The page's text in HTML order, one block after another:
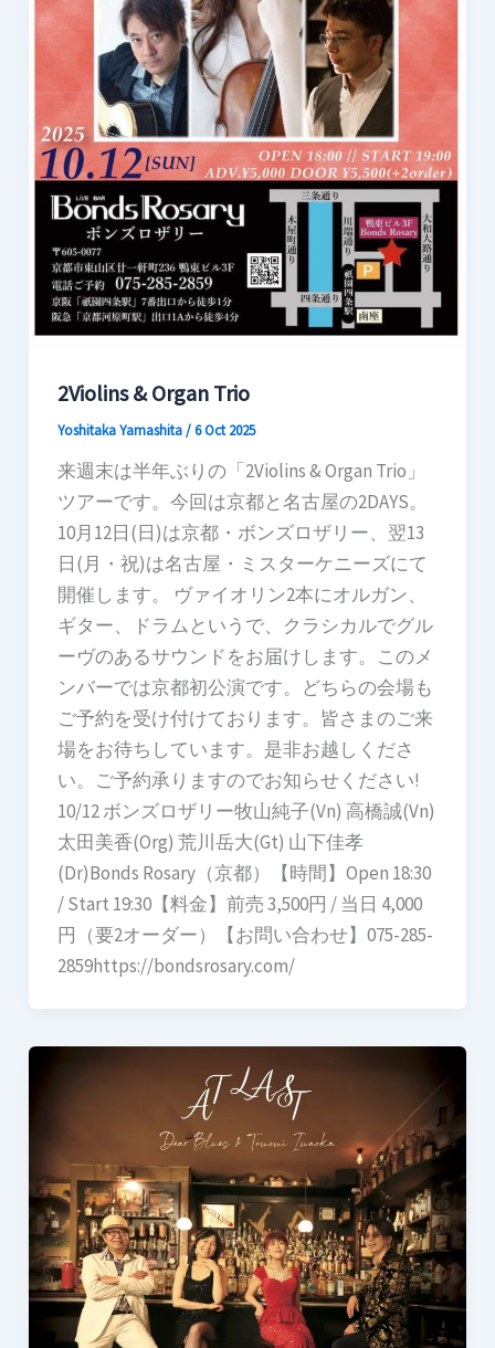
2Violins & Organ Trio
Yoshitaka Yamashita/6 Oct 2025
来週末は半年ぶりの「2Violins & Organ Trio」
ツアーです。今回は京都と名古屋の2DAYS。
10月12日(日)は京都・ボンズロザリー、翌13
日(月・祝)は名古屋・ミスターケニーズにて
開催します。 ヴァイオリン2本にオルガン、
ギター、ドラムというで、クラシカルでグル
ーヴのあるサウンドをお届けします。このメ
ンバーでは京都初公演です。どちらの会場も
ご予約を受け付けております。皆さまのご来
場をお待ちしています。是非お越しくださ
い。ご予約承りますのでお知らせください!
10/12 ボンズロザリー牧山純子(Vn) 高橋誠(Vn)
太田美香(Org) 荒川岳大(Gt) 山下佳孝
(Dr)Bonds Rosary（京都）【時間】Open 18:30
/ Start 19:30【料金】前売 3,500円 / 当日 4,000
円（要2オーダー）【お問い合わせ】075-285-
2859https://bondsrosary.com/